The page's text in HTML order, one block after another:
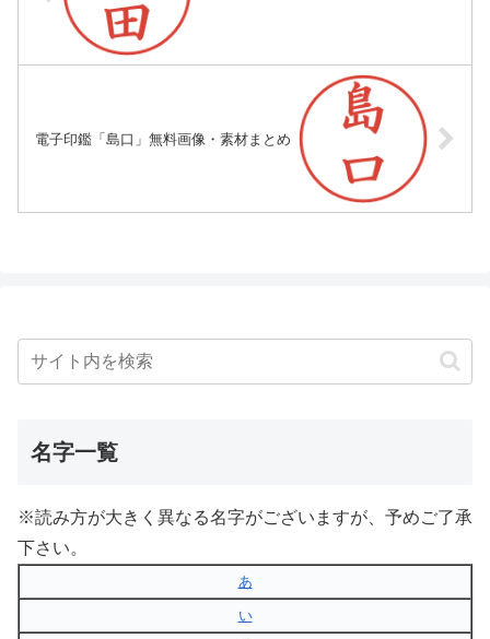
電子印鑑「島口」無料画像・素材まとめ
名字一覧
※読み方が大きく異なる名字がございますが、予めご了承
下さい。
あ
い